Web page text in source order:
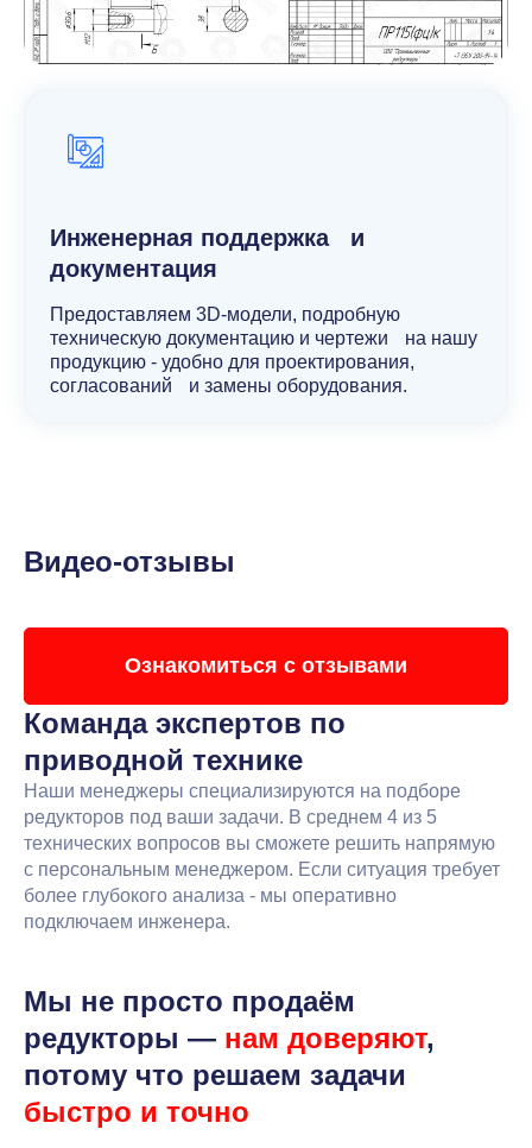
Инженерная поддержка и
документация
Предоставляем 3D-модели, подробную
техническую документацию и чертежи на нашу
продукцию - удобно для проектирования,
согласований и замены оборудования.
Видео-отзывы
Ознакомиться с отзывами
Команда экспертов по
приводной технике
Наши менеджеры специализируются на подборе
редукторов под ваши задачи. В среднем 4 из 5
технических вопросов вы сможете решить напрямую
с персональным менеджером. Если ситуация требует
более глубокого анализа - мы оперативно
подключаем инженера.
Мы не просто продаём
редукторы — нам доверяют,
потому что решаем задачи
быстро и точно